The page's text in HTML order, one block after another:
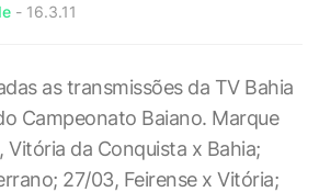
- 16.3.11
as transmissões da TV Bahia
Campeonato Baiano. Marque
Vitória da Conquista x Bahia;
27/03, Feirense x Vitória;